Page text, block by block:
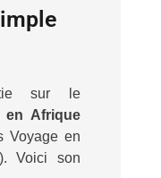
sur le
Afrique
Voyage en
Voici son